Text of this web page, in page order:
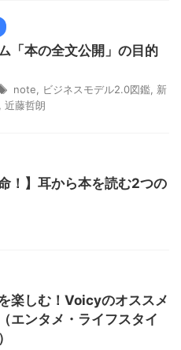
「本の全文公開」の目的
note ビジネスモデル2.0図鑑 新
近藤哲朗
！】耳から本を読む2つの
楽しむ！Voicyのオススメ
エンタメ・ライフスタイ